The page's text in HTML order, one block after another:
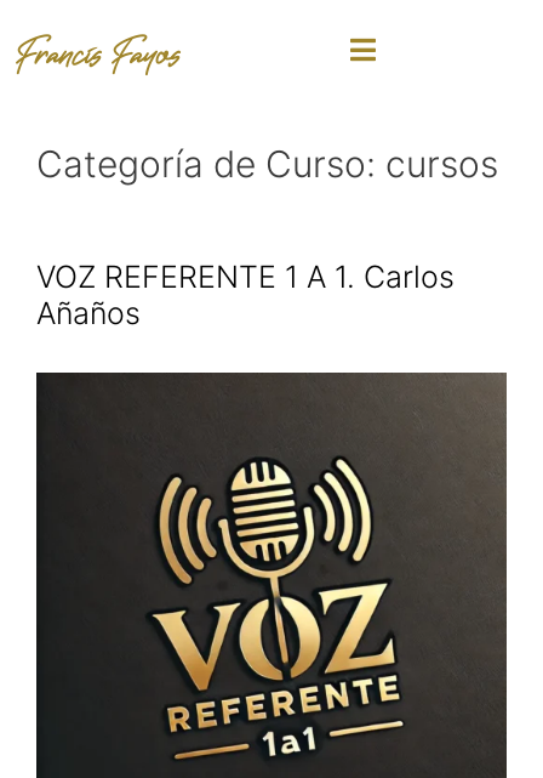
Francis Fayos
Categoría de Curso: cursos
VOZ REFERENTE 1 A 1. Carlos
Añaños